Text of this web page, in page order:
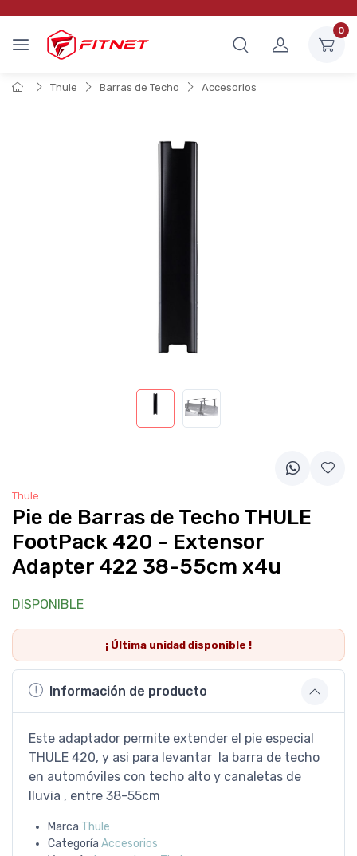
0
Thule Barras de Techo Accesorios
Thule
Pie de Barras de Techo THULE
FootPack 420 - Extensor
Adapter 422 38-55cm x4u
DISPONIBLE
¡ Última unidad disponible !
Información de producto
Este adaptador permite extender el pie especial
THULE 420, y asi para levantar la barra de techo
en automóviles con techo alto y canaletas de
lluvia , entre 38-55cm
Marca Thule
Categoría Accesorios